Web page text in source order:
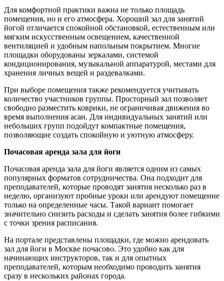
Для комфортной практики важна не только площадь
помещения, но и его атмосфера. Хороший зал для занятий
йогой отличается спокойной обстановкой, естественным или
мягким искусственным освещением, качественной
вентиляцией и удобным напольным покрытием. Многие
площадки оборудованы зеркалами, системой
кондиционирования, музыкальной аппаратурой, местами для
хранения личных вещей и раздевалками.
При выборе помещения также рекомендуется учитывать
количество участников группы. Просторный зал позволяет
свободно разместить коврики, не ограничивая движения во
время выполнения асан. Для индивидуальных занятий или
небольших групп подойдут компактные помещения,
позволяющие создать спокойную и уютную атмосферу.
Почасовая аренда зала для йоги
Почасовая аренда зала для йоги является одним из самых
популярных форматов сотрудничества. Она подходит для
преподавателей, которые проводят занятия несколько раз в
неделю, организуют пробные уроки или арендуют помещение
только на определенные часы. Такой вариант помогает
значительно снизить расходы и сделать занятия более гибкими
с точки зрения расписания.
На портале представлены площадки, где можно арендовать
зал для йоги в Москве почасово. Это удобно как для
начинающих инструкторов, так и для опытных
преподавателей, которым необходимо проводить занятия
сразу в нескольких районах города.